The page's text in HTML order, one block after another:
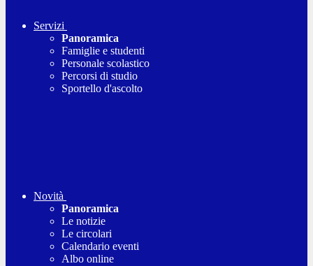
Servizi
Panoramica
Famiglie e studenti
Personale scolastico
Percorsi di studio
Sportello d'ascolto
Novità
Panoramica
Le notizie
Le circolari
Calendario eventi
Albo online